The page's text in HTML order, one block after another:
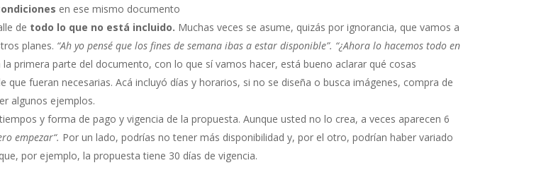
en ese mismo documento
de todo lo que no está incluido. Muchas veces se asume, quizás por ignorancia, que vamos a
planes. “Ah yo pensé que los fines de semana ibas a estar disponible”. “¿Ahora lo hacemos todo en
primera parte del documento, con lo que sí vamos hacer, está bueno aclarar qué cosas
que fueran necesarias. Acá incluyó días y horarios, si no se diseña o busca imágenes, compra de
algunos ejemplos.
y forma de pago y vigencia de la propuesta. Aunque usted no lo crea, a veces aparecen 6
empezar“. Por un lado, podrías no tener más disponibilidad y, por el otro, podrían haber variado
por ejemplo, la propuesta tiene 30 días de vigencia.